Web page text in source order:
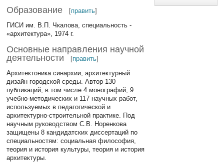
Образование [править]
ГИСИ им. В.П. Чкалова, специальность -
«архитектура», 1974 г.
Основные направления научной
деятельности
[править]
Архитектоника синархии, архитектурный
дизайн городской среды. Автор 130
публикаций, в том числе 4 монографий, 9
учебно-методических и 117 научных работ,
используемых в педагогической и
архитектурно-строительной практике. Под
научным руководством С.В. Норенкова
защищены 8 кандидатских диссертаций по
специальностям: социальная философия,
теория и история культуры, теория и история
архитектуры.